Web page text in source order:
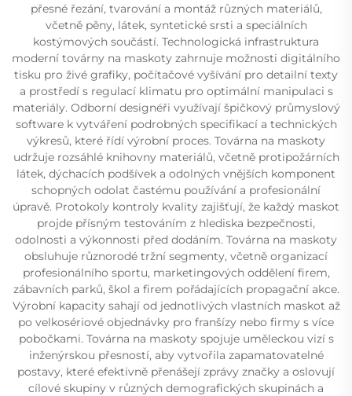
přesné řezání, tvarování a montáž různých materiálů,
včetně pěny, látek, syntetické srsti a speciálních
kostýmových součástí. Technologická infrastruktura
moderní továrny na maskoty zahrnuje možnosti digitálního
tisku pro živé grafiky, počítačové vyšívání pro detailní texty
a prostředí s regulací klimatu pro optimální manipulaci s
materiály. Odborní designéři využívají špičkový průmyslový
software k vytváření podrobných specifikací a technických
výkresů, které řídí výrobní proces. Továrna na maskoty
udržuje rozsáhlé knihovny materiálů, včetně protipožárních
látek, dýchacích podšívek a odolných vnějších komponent
schopných odolat častému používání a profesionální
úpravě. Protokoly kontroly kvality zajišťují, že každý maskot
projde přísným testováním z hlediska bezpečnosti,
odolnosti a výkonnosti před dodáním. Továrna na maskoty
obsluhuje různorodé tržní segmenty, včetně organizací
profesionálního sportu, marketingových oddělení firem,
zábavních parků, škol a firem pořádajících propagační akce.
Výrobní kapacity sahají od jednotlivých vlastních maskot až
po velkosériové objednávky pro franšízy nebo firmy s více
pobočkami. Továrna na maskoty spojuje uměleckou vizí s
inženýrskou přesností, aby vytvořila zapamatovatelné
postavy, které efektivně přenášejí zprávy značky a oslovují
cílové skupiny v různých demografických skupinách a